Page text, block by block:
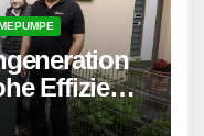
Effizienz
Betrieb